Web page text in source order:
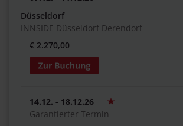
Düsseldorf
INNSIDE Düsseldorf Derendorf
€ 2.270,00
14.12. - 18.12.26
Garantierter Termin